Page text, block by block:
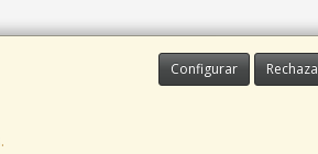
Configurar
.